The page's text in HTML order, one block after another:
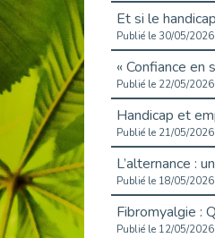
Publié le 30/05/2026
Publié le 22/05/2026
Publié le 21/05/2026
Publié le 18/05/2026
Publié le 12/05/2026